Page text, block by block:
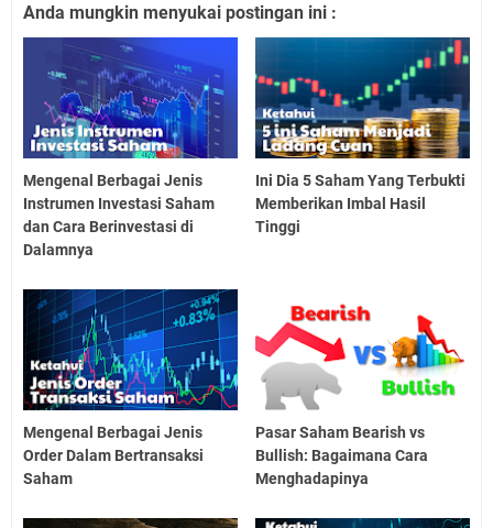
Anda mungkin menyukai postingan ini :
Mengenal Berbagai Jenis
Instrumen Investasi Saham
dan Cara Berinvestasi di
Dalamnya
Ini Dia 5 Saham Yang Terbukti
Memberikan Imbal Hasil
Tinggi
Mengenal Berbagai Jenis
Order Dalam Bertransaksi
Saham
Pasar Saham Bearish vs
Bullish: Bagaimana Cara
Menghadapinya